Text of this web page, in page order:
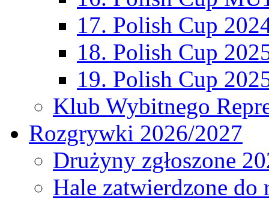
17. Polish Cup
18. Polish Cup
19. Polish Cup
Klub Wybitnego
Rozgrywki 2026/2027
Drużyny zgłoszone
Hale zatwierdzone